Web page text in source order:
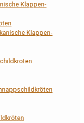
Klappen-
Klappen-